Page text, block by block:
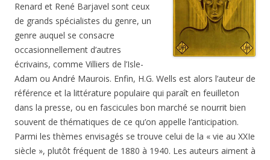
Renard et René Barjavel sont ceux
de grands spécialistes du genre, un
genre auquel se consacre
occasionnellement d’autres
écrivains, comme Villiers de l’Isle-
Adam ou André Maurois. Enfin, H.G. Wells est alors l’auteur de
référence et la littérature populaire qui paraît en feuilleton
dans la presse, ou en fascicules bon marché se nourrit bien
souvent de thématiques de ce qu’on appelle l’anticipation.
Parmi les thèmes envisagés se trouve celui de la « vie au XXIe
siècle », plutôt fréquent de 1880 à 1940. Les auteurs aiment à